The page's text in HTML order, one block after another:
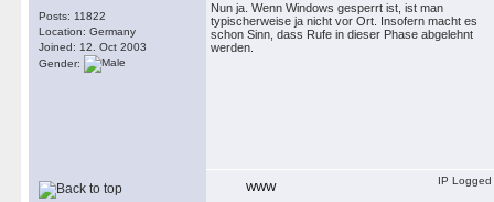
Posts: 11822
Location: Germany
Joined: 12. Oct 2003
Gender:
Nun ja. Wenn Windows gesperrt ist, ist man
typischerweise ja nicht vor Ort. Insofern macht es
schon Sinn, dass Rufe in dieser Phase abgelehnt
werden.
WWW
IP Logged